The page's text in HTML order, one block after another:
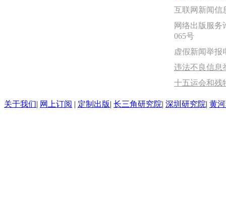
互联网新闻信
网络出版服务
065号
虚假新闻举报
违法不良信息
十五运会和残
关于我们| 网上订阅 | 定制出版| 长三角研究院| 深圳研究院| 黄